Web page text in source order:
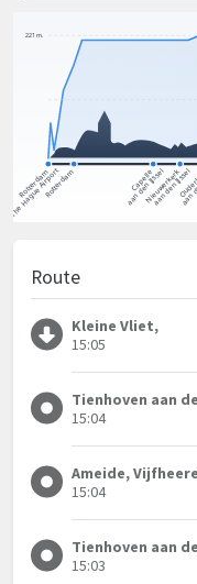
Route
Kleine Vliet,
15:05
Tienhoven aan
15:04
Ameide,
15:04
Tienhoven aan
15:03